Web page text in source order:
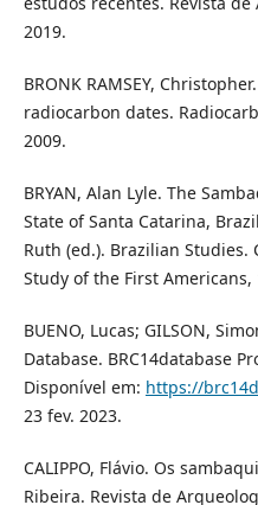
2019.
BRONK RAMSEY,
radiocarbon dates.
2009.
BRYAN, Alan Lyle. The
State of Santa Catarina,
Ruth (ed.). Brazilian Studies.
Study of the First Americans,
BUENO, Lucas; GILSON,
Database. BRC14database
Disponível em: https://
23 fev. 2023.
CALIPPO, Flávio. Os
Ribeira. Revista de